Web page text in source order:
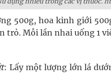
500g, hoa kinh giới
Mỗi lần nhai uống 1
: Lấy một lượng lớn lá